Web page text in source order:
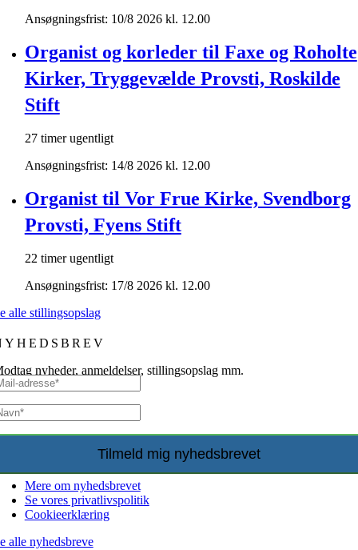
Ansøgningsfrist: 10/8 2026 kl. 12.00
Organist og korleder til Faxe og Roholte
Kirker, Tryggevælde Provsti, Roskilde
Stift
27 timer ugentligt
Ansøgningsfrist: 14/8 2026 kl. 12.00
Organist til Vor Frue Kirke, Svendborg
Provsti, Fyens Stift
22 timer ugentligt
Ansøgningsfrist: 17/8 2026 kl. 12.00
alle stillingsopslag
nyheder, anmeldelser, stillingsopslag mm.
Mere om nyhedsbrevet
Se vores privatlivspolitik
Cookieerklæring
alle nyhedsbreve